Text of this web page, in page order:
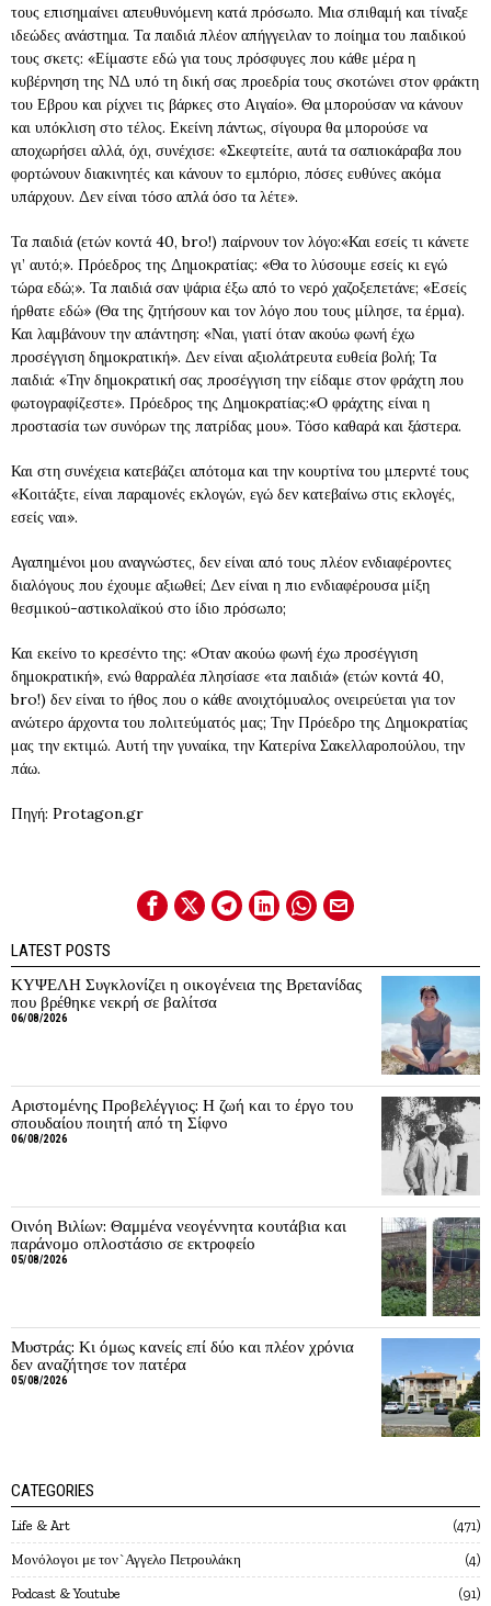
τους επισημαίνει απευθυνόμενη κατά πρόσωπο. Μια σπιθαμή και τίναξε
ιδεώδες ανάστημα. Τα παιδιά πλέον απήγγειλαν το ποίημα του παιδικού
τους σκετς: «Είμαστε εδώ για τους πρόσφυγες που κάθε μέρα η
κυβέρνηση της ΝΔ υπό τη δική σας προεδρία τους σκοτώνει στον φράκτη
του Εβρου και ρίχνει τις βάρκες στο Αιγαίο». Θα μπορούσαν να κάνουν
και υπόκλιση στο τέλος. Εκείνη πάντως, σίγουρα θα μπορούσε να
αποχωρήσει αλλά, όχι, συνέχισε: «Σκεφτείτε, αυτά τα σαπιοκάραβα που
φορτώνουν διακινητές και κάνουν το εμπόριο, πόσες ευθύνες ακόμα
υπάρχουν. Δεν είναι τόσο απλά όσο τα λέτε».
Τα παιδιά (ετών κοντά 40, bro!) παίρνουν τον λόγο:«Και εσείς τι κάνετε
γι’ αυτό;». Πρόεδρος της Δημοκρατίας: «Θα το λύσουμε εσείς κι εγώ
τώρα εδώ;». Τα παιδιά σαν ψάρια έξω από το νερό χαζοξεπετάνε; «Εσείς
ήρθατε εδώ» (Θα της ζητήσουν και τον λόγο που τους μίλησε, τα έρμα).
Και λαμβάνουν την απάντηση: «Ναι, γιατί όταν ακούω φωνή έχω
προσέγγιση δημοκρατική». Δεν είναι αξιολάτρευτα ευθεία βολή; Τα
παιδιά: «Την δημοκρατική σας προσέγγιση την είδαμε στον φράχτη που
φωτογραφίζεστε». Πρόεδρος της Δημοκρατίας:«Ο φράχτης είναι η
προστασία των συνόρων της πατρίδας μου». Τόσο καθαρά και ξάστερα.
Και στη συνέχεια κατεβάζει απότομα και την κουρτίνα του μπερντέ τους
«Κοιτάξτε, είναι παραμονές εκλογών, εγώ δεν κατεβαίνω στις εκλογές,
εσείς ναι».
Αγαπημένοι μου αναγνώστες, δεν είναι από τους πλέον ενδιαφέροντες
διαλόγους που έχουμε αξιωθεί; Δεν είναι η πιο ενδιαφέρουσα μίξη
θεσμικού-αστικολαϊκού στο ίδιο πρόσωπο;
Και εκείνο το κρεσέντο της: «Οταν ακούω φωνή έχω προσέγγιση
δημοκρατική», ενώ θαρραλέα πλησίασε «τα παιδιά» (ετών κοντά 40,
bro!) δεν είναι το ήθος που ο κάθε ανοιχτόμυαλος ονειρεύεται για τον
ανώτερο άρχοντα του πολιτεύματός μας; Την Πρόεδρο της Δημοκρατίας
μας την εκτιμώ. Αυτή την γυναίκα, την Κατερίνα Σακελλαροπούλου, την
πάω.
Πηγή: Protagon.gr
LATEST POSTS
ΚΥΨΕΛΗ Συγκλονίζει η οικογένεια της Βρετανίδας
που βρέθηκε νεκρή σε βαλίτσα
06/08/2026
Αριστομένης Προβελέγγιος: Η ζωή και το έργο του
σπουδαίου ποιητή από τη Σίφνο
06/08/2026
Οινόη Βιλίων: Θαμμένα νεογέννητα κουτάβια και
παράνομο οπλοστάσιο σε εκτροφείο
05/08/2026
Μυστράς: Κι όμως κανείς επί δύο και πλέον χρόνια
δεν αναζήτησε τον πατέρα
05/08/2026
CATEGORIES
Life & Art 471
Mονόλογοι με τον`Αγγελο Πετρουλάκη 4
Podcast & Youtube 91